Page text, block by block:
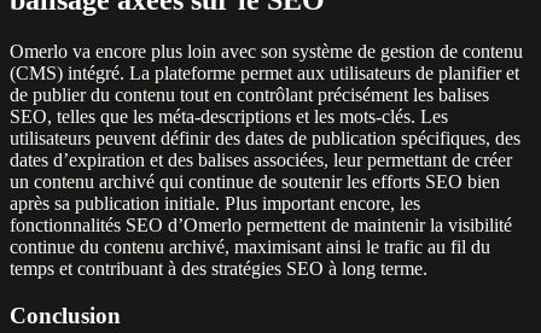
Omerlo va encore plus loin avec son système de gestion de contenu
(CMS) intégré. La plateforme permet aux utilisateurs de planifier et
de publier du contenu tout en contrôlant précisément les balises
SEO, telles que les méta-descriptions et les mots-clés. Les
utilisateurs peuvent définir des dates de publication spécifiques, des
dates d’expiration et des balises associées, leur permettant de créer
un contenu archivé qui continue de soutenir les efforts SEO bien
après sa publication initiale. Plus important encore, les
fonctionnalités SEO d’Omerlo permettent de maintenir la visibilité
continue du contenu archivé, maximisant ainsi le trafic au fil du
temps et contribuant à des stratégies SEO à long terme.
Conclusion